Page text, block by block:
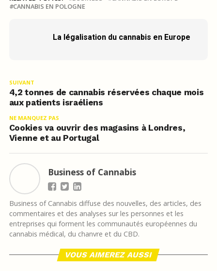
CANNABIS EN POLOGNE
La légalisation du cannabis en Europe
SUIVANT
4,2 tonnes de cannabis réservées chaque mois
aux patients israéliens
NE MANQUEZ PAS
Cookies va ouvrir des magasins à Londres,
Vienne et au Portugal
Business of Cannabis
Business of Cannabis diffuse des nouvelles, des articles, des
commentaires et des analyses sur les personnes et les
entreprises qui forment les communautés européennes du
cannabis médical, du chanvre et du CBD.
VOUS AIMEREZ AUSSI